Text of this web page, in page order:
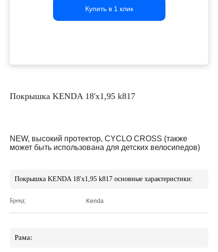
Купить в 1 клик
Купить в 1 клик
Купить в 1 клик
Покрышка KENDA 18'х1,95 k817
NEW, высокий протектор, CYCLO CROSS (также
может быть использована для детских велосипедов)
Покрышка KENDA 18'х1,95 k817 основные характеристики:
Бренд: Kenda
Рама: